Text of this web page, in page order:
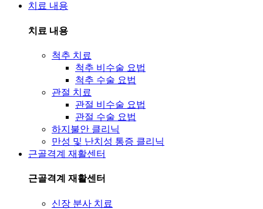
치료 내용
치료 내용
척추 치료
척추 비수술 요법
척추 수술 요법
관절 치료
관절 비수술 요법
관절 수술 요법
하지불안 클리닉
만성 및 난치성 통증 클리닉
근골격계 재활센터
근골격계 재활센터
신장 분사 치료